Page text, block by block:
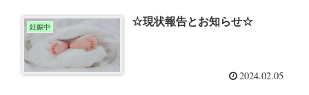
妊娠中 ☆現状報告とお知らせ☆
2024.02.05